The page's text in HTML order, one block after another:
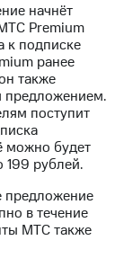
начнёт
Premium
к подписке
ранее
также
предложением.
поступит
можно будет
199 рублей.
предложение
в течение
МТС также